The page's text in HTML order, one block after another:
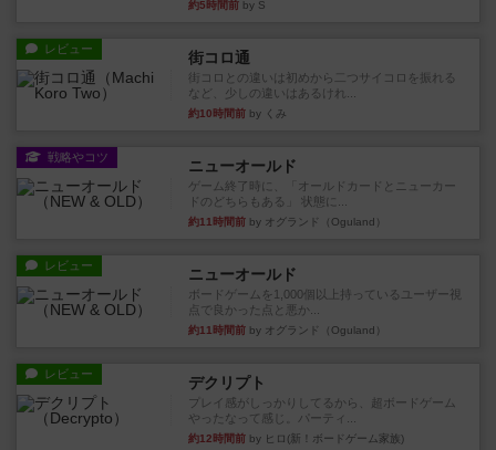
約5時間前 by S
レビュー 街コロ通
街コロとの違いは初めから二つサイコロを振れる
など、少しの違いはあるけれ...
約10時間前 by くみ
戦略やコツ ニューオールド
ゲーム終了時に、「オールドカードとニューカー
ドのどちらもある」 状態に...
約11時間前 by オグランド（Oguland）
レビュー ニューオールド
ボードゲームを1,000個以上持っているユーザー視
点で良かった点と悪か...
約11時間前 by オグランド（Oguland）
レビュー デクリプト
プレイ感がしっかりしてるから、超ボードゲーム
やったなって感じ。パーティ...
約12時間前 by ヒロ(新！ボードゲーム家族)